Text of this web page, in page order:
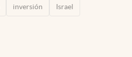
inversión Israel